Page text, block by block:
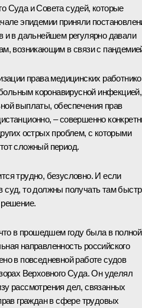
Суда и Совета судей, которые
эпидемии приняли
и в дальнейшем регулярно давали
возникающим в связи с
права медицинских
коронавирусной инфекцией,
выплаты, обеспечения прав
– совершенно
острых проблем, с которыми
сложный период.
трудно, безусловно. И если
суд, то должны получать там
решение.
в прошедшем году была в полной
направленность российского
в повседневной работе судов
Верховного Суда. Он уделял
рассмотрения дел, связанных
граждан в сфере трудовых